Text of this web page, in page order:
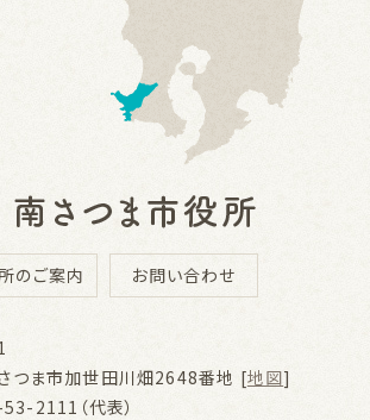
のご案内 お問い合わせ
つま市加世田川畑2648番地 [地図]
2111（代表）